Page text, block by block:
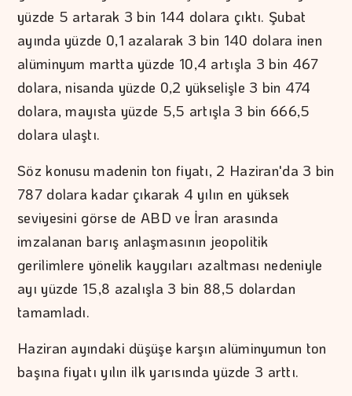
yüzde 5 artarak 3 bin 144 dolara çıktı. Şubat
ayında yüzde 0,1 azalarak 3 bin 140 dolara inen
alüminyum martta yüzde 10,4 artışla 3 bin 467
dolara, nisanda yüzde 0,2 yükselişle 3 bin 474
dolara, mayısta yüzde 5,5 artışla 3 bin 666,5
dolara ulaştı.
Söz konusu madenin ton fiyatı, 2 Haziran'da 3 bin
787 dolara kadar çıkarak 4 yılın en yüksek
seviyesini görse de ABD ve İran arasında
imzalanan barış anlaşmasının jeopolitik
gerilimlere yönelik kaygıları azaltması nedeniyle
ayı yüzde 15,8 azalışla 3 bin 88,5 dolardan
tamamladı.
Haziran ayındaki düşüşe karşın alüminyumun ton
başına fiyatı yılın ilk yarısında yüzde 3 arttı.